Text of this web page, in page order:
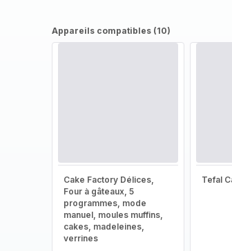
Appareils compatibles (10)
Cake Factory Délices,
Four à gâteaux, 5
programmes, mode
manuel, moules muffins,
cakes, madeleines,
verrines
Tefal